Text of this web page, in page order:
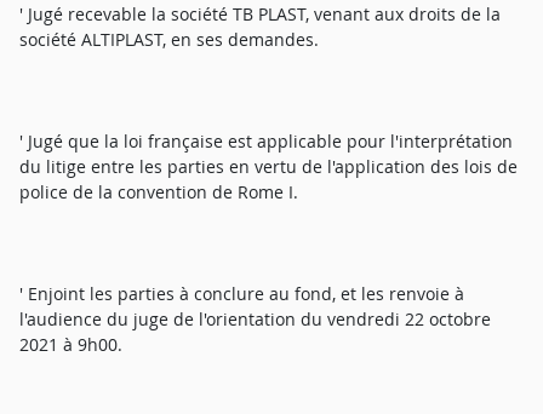
' Jugé recevable la société TB PLAST, venant aux droits de la
société ALTIPLAST, en ses demandes.
' Jugé que la loi française est applicable pour l'interprétation
du litige entre les parties en vertu de l'application des lois de
police de la convention de Rome I.
' Enjoint les parties à conclure au fond, et les renvoie à
l'audience du juge de l'orientation du vendredi 22 octobre
2021 à 9h00.